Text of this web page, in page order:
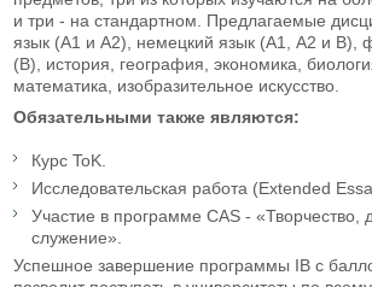
и три - на стандартном. Предлагаемые
язык (А1 и А2), немецкий язык (А1, А2 и В),
(В), история, география, экономика,
математика, изобразительное искусство.
Обязательными также являются:
Курс ToK.
Исследовательская работа (Extended
Участие в программе CAS - «Творчество,
служение».
Успешное завершение программы IB с